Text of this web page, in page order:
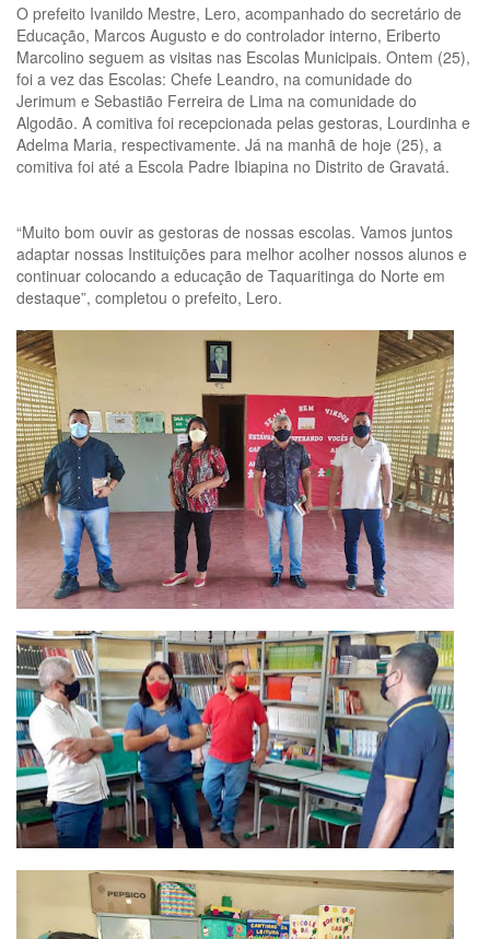
O prefeito Ivanildo Mestre, Lero, acompanhado do secretário de
Educação, Marcos Augusto e do controlador interno, Eriberto
Marcolino seguem as visitas nas Escolas Municipais. Ontem (25),
foi a vez das Escolas: Chefe Leandro, na comunidade do
Jerimum e Sebastião Ferreira de Lima na comunidade do
Algodão. A comitiva foi recepcionada pelas gestoras, Lourdinha e
Adelma Maria, respectivamente. Já na manhã de hoje (25), a
comitiva foi até a Escola Padre Ibiapina no Distrito de Gravatá.
“Muito bom ouvir as gestoras de nossas escolas. Vamos juntos
adaptar nossas Instituições para melhor acolher nossos alunos e
continuar colocando a educação de Taquaritinga do Norte em
destaque”, completou o prefeito, Lero.